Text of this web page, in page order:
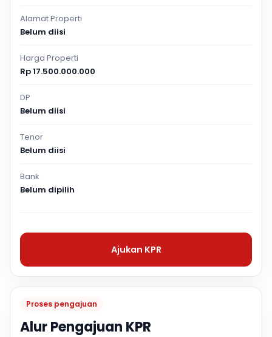
Proses pengajuan
Alur Pengajuan KPR
Alamat Properti
Belum diisi
Harga Properti
Rp 17.500.000.000
DP
Belum diisi
Tenor
Belum diisi
Bank
Belum dipilih
Ajukan KPR